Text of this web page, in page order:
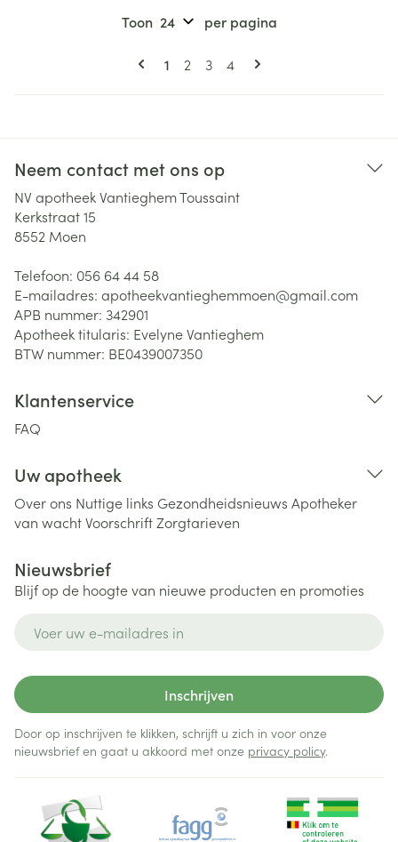
Pagina's
U lees momenteel pagina
1 Pagina
2 Pagina
3 Pagina
4
Toon per pagina
Neem contact met ons op
NV apotheek Vantieghem Toussaint
Kerkstraat 15
8552 Moen
Telefoon: 056 64 44 58
E-mailadres: apotheekvantieghemmoen@gmail.com
APB nummer: 342901
Apotheek titularis: Evelyne Vantieghem
BTW nummer: BE0439007350
Klantenservice
FAQ
Uw apotheek
Over ons Nuttige links Gezondheidsnieuws Apotheker
van wachtVoorschriftZorgtarieven
Nieuwsbrief
Blijf op de hoogte van nieuwe producten en promoties
Inschrijven
Door op inschrijven te klikken, schrijft u zich in voor onze
nieuwsbrief en gaat u akkoord met onze privacy policy.